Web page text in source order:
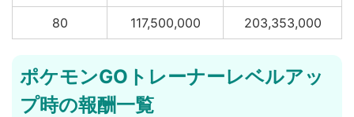
80 117,500,000 203,353,000
ポケモンGOトレーナーレベルアッ
プ時の報酬一覧